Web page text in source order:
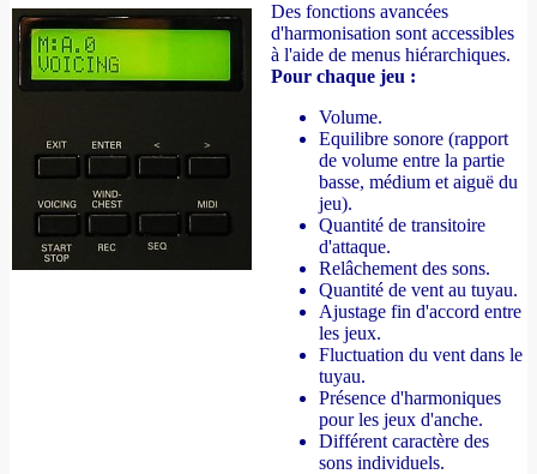
Des fonctions avancées
d'harmonisation sont accessibles
à l'aide de menus hiérarchiques.
Pour chaque jeu :
Volume.
Equilibre sonore (rapport
de volume entre la partie
basse, médium et aiguë du
jeu).
Quantité de transitoire
d'attaque.
Relâchement des sons.
Quantité de vent au tuyau.
Ajustage fin d'accord entre
les jeux.
Fluctuation du vent dans le
tuyau.
Présence d'harmoniques
pour les jeux d'anche.
Différent caractère des
sons individuels.